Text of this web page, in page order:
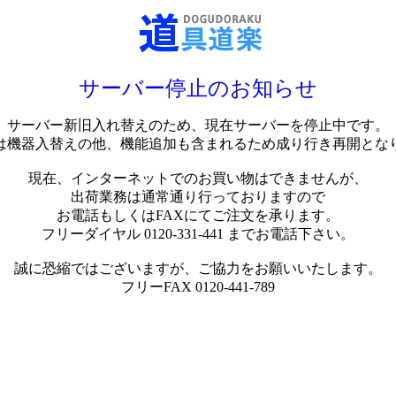
サーバー停止のお知らせ
サーバー新旧入れ替えのため、現在サーバーを停止中です。
機器入替えの他、機能追加も含まれるため成り行き再開とな
現在、インターネットでのお買い物はできませんが、
出荷業務は通常通り行っておりますので
お電話もしくはFAXにてご注文を承ります。
フリーダイヤル 0120-331-441 までお電話下さい。
誠に恐縮ではございますが、ご協力をお願いいたします。
フリーFAX 0120-441-789